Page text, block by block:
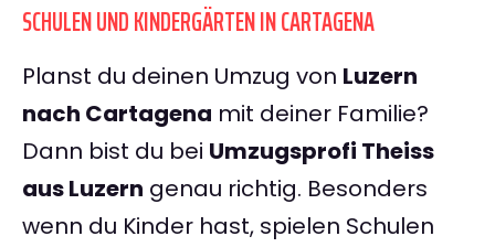
SCHULEN UND KINDERGÄRTEN IN CARTAGENA
Planst du deinen Umzug von Luzern
nach Cartagena mit deiner Familie?
Dann bist du bei Umzugsprofi Theiss
aus Luzern genau richtig. Besonders
wenn du Kinder hast, spielen Schulen